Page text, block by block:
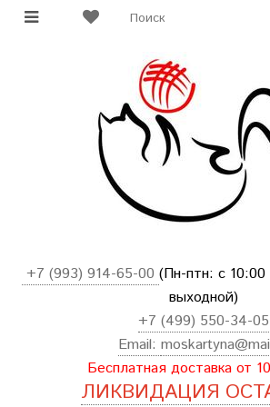
+7 (993) 914-65-00 (Пн-птн: с
выходной)
+7 (499) 550-34-05
Email:
Бесплатная доставка от
ЛИКВИДАЦИЯ